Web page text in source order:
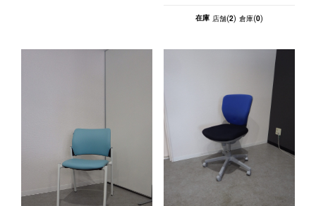
在庫 店舗(2) 倉庫(0)